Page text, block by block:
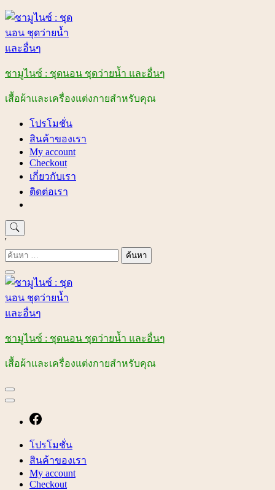
Skip
content
ชามูไนซ์ : ชุดนอน ชุดว่ายน้ำ และอื่นๆ
เสื้อผ้าและเครื่องแต่งกายสำหรับคุณ
โปรโมชั่น
สินค้าของเรา
My account
Checkout
เกี่ยวกับเรา
ติดต่อเรา
'
ค้นหา
สำหรับ:
ชามูไนซ์ : ชุดนอน ชุดว่ายน้ำ และอื่นๆ
เสื้อผ้าและเครื่องแต่งกายสำหรับคุณ
โปรโมชั่น
สินค้าของเรา
My account
Checkout